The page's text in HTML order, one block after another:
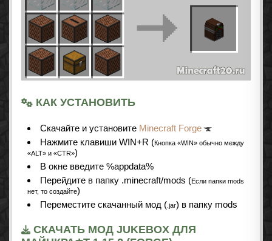
КАК УСТАНОВИТЬ
Cкачайте и установите Minecraft Forge
Нажмите клавиши WIN+R (Кнопка «WIN» обычно между
«ALT» и «CTR»)
В окне введите %appdata%
Перейдите в папку .minecraft/mods (Если папки mods
нет, то создайте)
Переместите скачанный мод ( .jar) в папку mods
СКАЧАТЬ МОД JUKEBOX ДЛЯ